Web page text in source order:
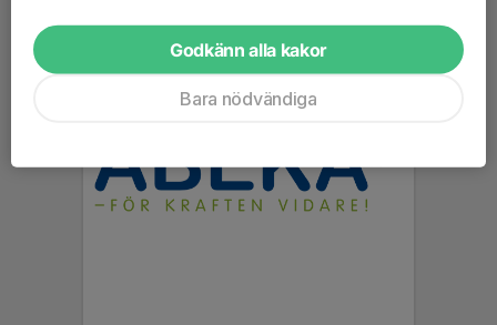
Godkänn alla kakor
Bara nödvändiga